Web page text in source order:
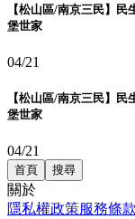
【松山區/南京三民】
堡世家
04/21
【松山區/南京三民】
堡世家
04/21
首頁 搜尋
關於
隱私權政策服務條款